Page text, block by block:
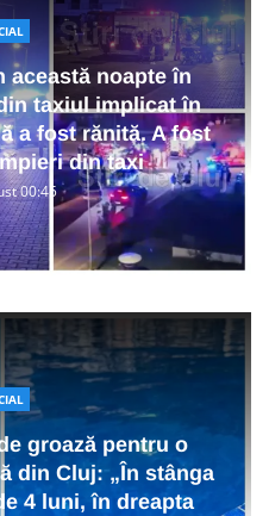
această noapte în
taxiul implicat în
a fost rănită. A fost
din taxi
00:45
groază pentru o
din Cluj: „În stânga
4 luni, în dreapta